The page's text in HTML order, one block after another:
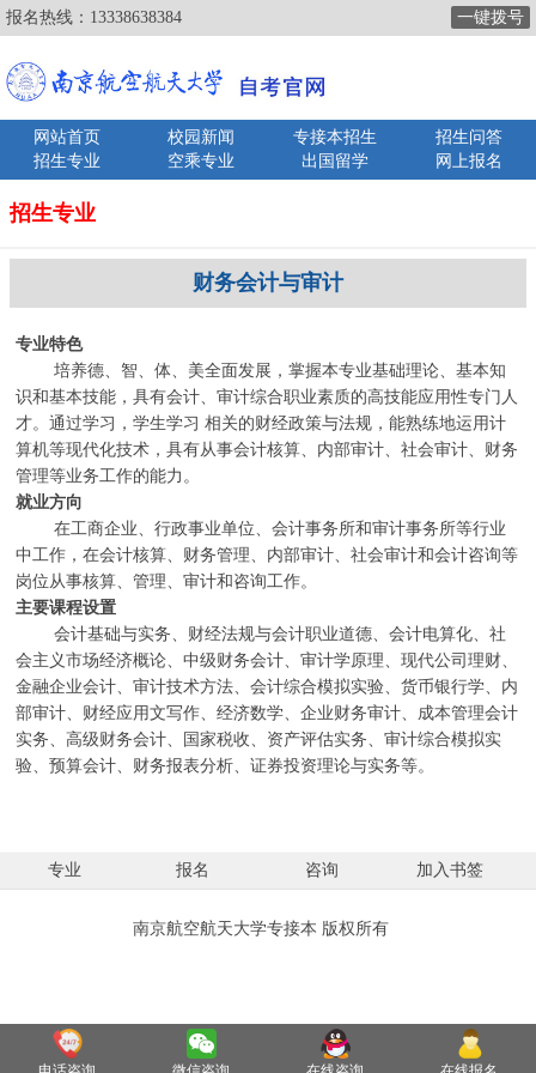
报名热线： 13338638384 一键拨号
网站首页 校园新闻 专接本招生
招生问答
招生专业
空乘专业 出国留学 网上报名
招生专业
财务会计与审计
专业特色
培养德、智、体、美全面发展，掌握本专业基础理论、基本知
识和基本技能，具有会计、审计综合职业素质的高技能应用性专门人
才。通过学习，学生学习 相关的财经政策与法规，能熟练地运用计
算机等现代化技术，具有从事会计核算、内部审计、社会审计、财务
管理等业务工作的能力。
就业方向
在工商企业、行政事业单位、会计事务所和审计事务所等行业
中工作，在会计核算、财务管理、内部审计、社会审计和会计咨询等
岗位从事核算、管理、审计和咨询工作。
主要课程设置
会计基础与实务、财经法规与会计职业道德、会计电算化、社
会主义市场经济概论、中级财务会计、审计学原理、现代公司理财、
金融企业会计、审计技术方法、会计综合模拟实验、货币银行学、内
部审计、财经应用文写作、经济数学、企业财务审计、成本管理会计
实务、高级财务会计、国家税收、资产评估实务、审计综合模拟实
验、预算会计、财务报表分析、证券投资理论与实务等。
专业 报名 咨询 加入书签
南京航空航天大学专接本 版权所有